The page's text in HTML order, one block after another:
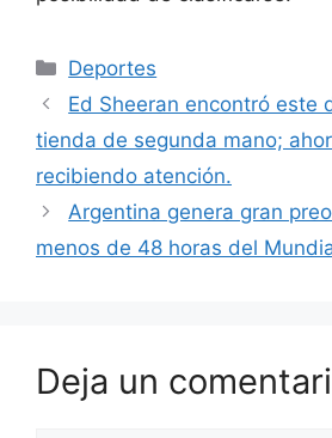
Categorías
Deportes
Ed Sheeran encontró este
tienda de segunda mano;
recibiendo atención.
Argentina genera gran
menos de 48 horas del
Deja un